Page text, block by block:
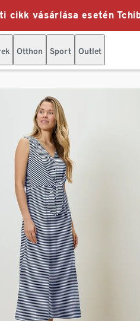
cikk vásárlása esetén
Otthon Sport Outlet